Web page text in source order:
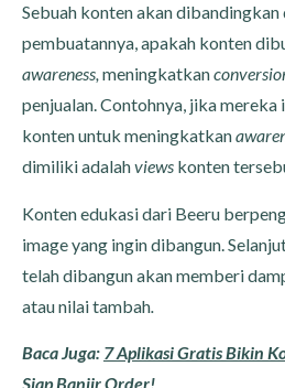
Sebuah konten akan
pembuatannya, apakah konten
awareness, meningkatkan
penjualan. Contohnya, jika mereka
konten untuk meningkatkan
dimiliki adalahviews konten
Konten edukasi dari Beeru
image yang ingin dibangun.
telah dibangun akan memberi
atau nilai tambah.
Baca Juga: 7 Aplikasi Gratis Bikin
Siap Banjir Order!